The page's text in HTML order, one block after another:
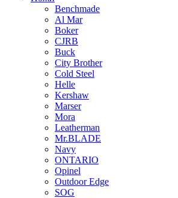
Benchmade
Al Mar
Boker
CJRB
Buck
City Brother
Cold Steel
Helle
Kershaw
Marser
Mora
Leatherman
Mr.BLADE
Navy
ONTARIO
Opinel
Outdoor Edge
SOG